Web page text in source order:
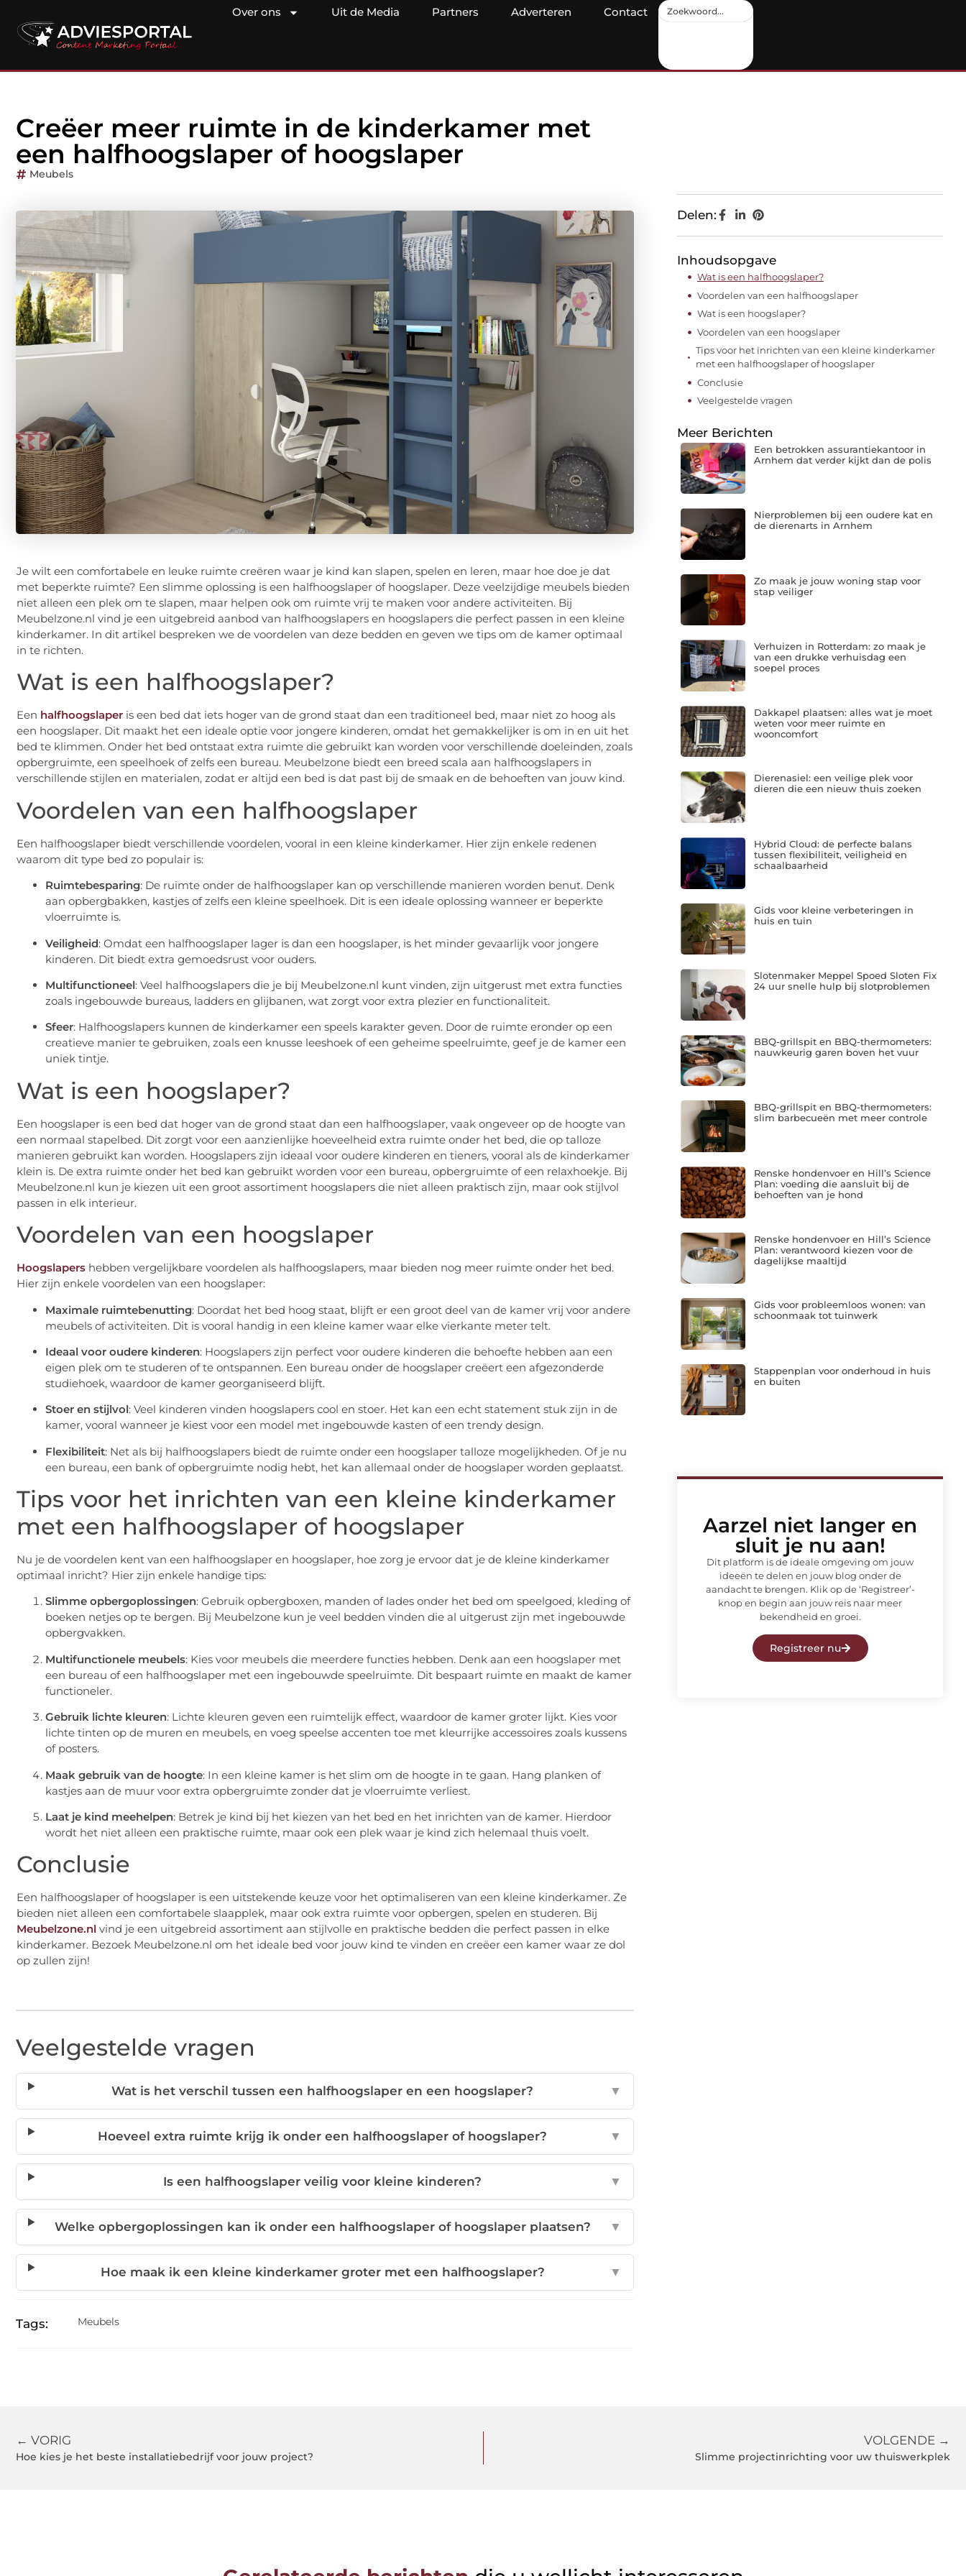
Over ons Uit de Media Partners Adverteren Contact
Creëer meer ruimte in de kinderkamer met
een halfhoogslaper of hoogslaper
Meubels
Je wilt een comfortabele en leuke ruimte creëren waar je kind kan slapen, spelen en leren, maar hoe doe je dat
met beperkte ruimte? Een slimme oplossing is een halfhoogslaper of hoogslaper. Deze veelzijdige meubels bieden
niet alleen een plek om te slapen, maar helpen ook om ruimte vrij te maken voor andere activiteiten. Bij
Meubelzone.nl vind je een uitgebreid aanbod van halfhoogslapers en hoogslapers die perfect passen in een kleine
kinderkamer. In dit artikel bespreken we de voordelen van deze bedden en geven we tips om de kamer optimaal
in te richten.
Wat is een halfhoogslaper?
Een halfhoogslaper is een bed dat iets hoger van de grond staat dan een traditioneel bed, maar niet zo hoog als
een hoogslaper. Dit maakt het een ideale optie voor jongere kinderen, omdat het gemakkelijker is om in en uit het
bed te klimmen. Onder het bed ontstaat extra ruimte die gebruikt kan worden voor verschillende doeleinden, zoals
opbergruimte, een speelhoek of zelfs een bureau. Meubelzone biedt een breed scala aan halfhoogslapers in
verschillende stijlen en materialen, zodat er altijd een bed is dat past bij de smaak en de behoeften van jouw kind.
Voordelen van een halfhoogslaper
Een halfhoogslaper biedt verschillende voordelen, vooral in een kleine kinderkamer. Hier zijn enkele redenen
waarom dit type bed zo populair is:
Ruimtebesparing: De ruimte onder de halfhoogslaper kan op verschillende manieren worden benut. Denk
aan opbergbakken, kastjes of zelfs een kleine speelhoek. Dit is een ideale oplossing wanneer er beperkte
vloerruimte is.
Veiligheid: Omdat een halfhoogslaper lager is dan een hoogslaper, is het minder gevaarlijk voor jongere
kinderen. Dit biedt extra gemoedsrust voor ouders.
Multifunctioneel: Veel halfhoogslapers die je bij Meubelzone.nl kunt vinden, zijn uitgerust met extra functies
zoals ingebouwde bureaus, ladders en glijbanen, wat zorgt voor extra plezier en functionaliteit.
Sfeer: Halfhoogslapers kunnen de kinderkamer een speels karakter geven. Door de ruimte eronder op een
creatieve manier te gebruiken, zoals een knusse leeshoek of een geheime speelruimte, geef je de kamer een
uniek tintje.
Wat is een hoogslaper?
Een hoogslaper is een bed dat hoger van de grond staat dan een halfhoogslaper, vaak ongeveer op de hoogte van
een normaal stapelbed. Dit zorgt voor een aanzienlijke hoeveelheid extra ruimte onder het bed, die op talloze
manieren gebruikt kan worden. Hoogslapers zijn ideaal voor oudere kinderen en tieners, vooral als de kinderkamer
klein is. De extra ruimte onder het bed kan gebruikt worden voor een bureau, opbergruimte of een relaxhoekje. Bij
Meubelzone.nl kun je kiezen uit een groot assortiment hoogslapers die niet alleen praktisch zijn, maar ook stijlvol
passen in elk interieur.
Voordelen van een hoogslaper
Hoogslapers hebben vergelijkbare voordelen als halfhoogslapers, maar bieden nog meer ruimte onder het bed.
Hier zijn enkele voordelen van een hoogslaper:
Maximale ruimtebenutting: Doordat het bed hoog staat, blijft er een groot deel van de kamer vrij voor andere
meubels of activiteiten. Dit is vooral handig in een kleine kamer waar elke vierkante meter telt.
Ideaal voor oudere kinderen: Hoogslapers zijn perfect voor oudere kinderen die behoefte hebben aan een
eigen plek om te studeren of te ontspannen. Een bureau onder de hoogslaper creëert een afgezonderde
studiehoek, waardoor de kamer georganiseerd blijft.
Stoer en stijlvol: Veel kinderen vinden hoogslapers cool en stoer. Het kan een echt statement stuk zijn in de
kamer, vooral wanneer je kiest voor een model met ingebouwde kasten of een trendy design.
Flexibiliteit: Net als bij halfhoogslapers biedt de ruimte onder een hoogslaper talloze mogelijkheden. Of je nu
een bureau, een bank of opbergruimte nodig hebt, het kan allemaal onder de hoogslaper worden geplaatst.
Tips voor het inrichten van een kleine kinderkamer
met een halfhoogslaper of hoogslaper
Nu je de voordelen kent van een halfhoogslaper en hoogslaper, hoe zorg je ervoor dat je de kleine kinderkamer
optimaal inricht? Hier zijn enkele handige tips:
Slimme opbergoplossingen: Gebruik opbergboxen, manden of lades onder het bed om speelgoed, kleding of
boeken netjes op te bergen. Bij Meubelzone kun je veel bedden vinden die al uitgerust zijn met ingebouwde
opbergvakken.
Multifunctionele meubels: Kies voor meubels die meerdere functies hebben. Denk aan een hoogslaper met
een bureau of een halfhoogslaper met een ingebouwde speelruimte. Dit bespaart ruimte en maakt de kamer
functioneler.
Gebruik lichte kleuren: Lichte kleuren geven een ruimtelijk effect, waardoor de kamer groter lijkt. Kies voor
lichte tinten op de muren en meubels, en voeg speelse accenten toe met kleurrijke accessoires zoals kussens
of posters.
Maak gebruik van de hoogte: In een kleine kamer is het slim om de hoogte in te gaan. Hang planken of
kastjes aan de muur voor extra opbergruimte zonder dat je vloerruimte verliest.
Laat je kind meehelpen: Betrek je kind bij het kiezen van het bed en het inrichten van de kamer. Hierdoor
wordt het niet alleen een praktische ruimte, maar ook een plek waar je kind zich helemaal thuis voelt.
Conclusie
Een halfhoogslaper of hoogslaper is een uitstekende keuze voor het optimaliseren van een kleine kinderkamer. Ze
bieden niet alleen een comfortabele slaapplek, maar ook extra ruimte voor opbergen, spelen en studeren. Bij
Meubelzone.nl vind je een uitgebreid assortiment aan stijlvolle en praktische bedden die perfect passen in elke
kinderkamer. Bezoek Meubelzone.nl om het ideale bed voor jouw kind te vinden en creëer een kamer waar ze dol
op zullen zijn!
Veelgestelde vragen
Wat is het verschil tussen een halfhoogslaper en een hoogslaper? ▼
Hoeveel extra ruimte krijg ik onder een halfhoogslaper of hoogslaper? ▼
Is een halfhoogslaper veilig voor kleine kinderen? ▼
Welke opbergoplossingen kan ik onder een halfhoogslaper of hoogslaper plaatsen? ▼
Hoe maak ik een kleine kinderkamer groter met een halfhoogslaper? ▼
Tags: Meubels
Delen:
Inhoudsopgave
Wat is een halfhoogslaper?
Voordelen van een halfhoogslaper
Wat is een hoogslaper?
Voordelen van een hoogslaper
Tips voor het inrichten van een kleine kinderkamer
met een halfhoogslaper of hoogslaper
Conclusie
Veelgestelde vragen
Meer Berichten
Een betrokken assurantiekantoor in
Arnhem dat verder kijkt dan de polis
Nierproblemen bij een oudere kat en
de dierenarts in Arnhem
Zo maak je jouw woning stap voor
stap veiliger
Verhuizen in Rotterdam: zo maak je
van een drukke verhuisdag een
soepel proces
Dakkapel plaatsen: alles wat je moet
weten voor meer ruimte en
wooncomfort
Dierenasiel: een veilige plek voor
dieren die een nieuw thuis zoeken
Hybrid Cloud: de perfecte balans
tussen flexibiliteit, veiligheid en
schaalbaarheid
Gids voor kleine verbeteringen in
huis en tuin
Slotenmaker Meppel Spoed Sloten Fix
24 uur snelle hulp bij slotproblemen
BBQ-grillspit en BBQ-thermometers:
nauwkeurig garen boven het vuur
BBQ-grillspit en BBQ-thermometers:
slim barbecueën met meer controle
Renske hondenvoer en Hill’s Science
Plan: voeding die aansluit bij de
behoeften van je hond
Renske hondenvoer en Hill’s Science
Plan: verantwoord kiezen voor de
dagelijkse maaltijd
Gids voor probleemloos wonen: van
schoonmaak tot tuinwerk
Stappenplan voor onderhoud in huis
en buiten
Aarzel niet langer en
sluit je nu aan!
Dit platform is de ideale omgeving om jouw
ideeën te delen en jouw blog onder de
aandacht te brengen. Klik op de ‘Registreer’-
knop en begin aan jouw reis naar meer
bekendheid en groei.
Registreer nu
← VORIG
Hoe kies je het beste installatiebedrijf voor jouw project?
VOLGENDE →
Slimme projectinrichting voor uw thuiswerkplek